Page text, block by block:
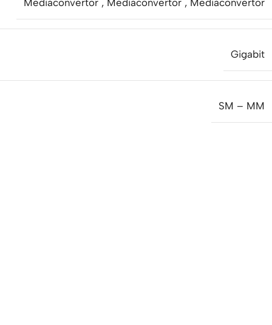
Mediaconvertor , Mediaconvertor , Mediaconvertor
Gigabit
SM – MM